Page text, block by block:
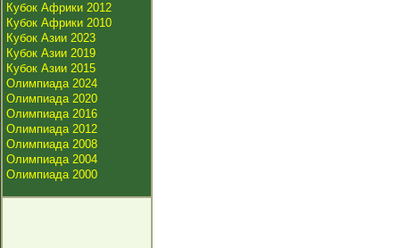
Кубок Африки 2012
Кубок Африки 2010
Кубок Азии 2023
Кубок Азии 2019
Кубок Азии 2015
Олимпиада 2024
Олимпиада 2020
Олимпиада 2016
Олимпиада 2012
Олимпиада 2008
Олимпиада 2004
Олимпиада 2000